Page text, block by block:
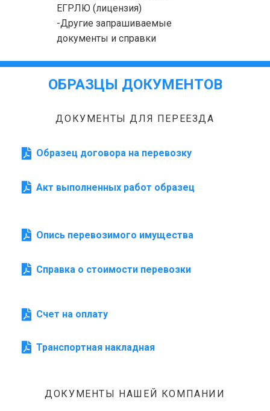
ЕГРЛЮ (лицензия)
-Другие запрашиваемые
документы и справки
ОБРАЗЦЫ ДОКУМЕНТОВ
ДОКУМЕНТЫ ДЛЯ ПЕРЕЕЗДА
Образец договора на перевозку
Акт выполненных работ образец
Опись перевозимого имущества
Справка о стоимости перевозки
Счет на оплату
Транспортная накладная
ДОКУМЕНТЫ НАШЕЙ КОМПАНИИ